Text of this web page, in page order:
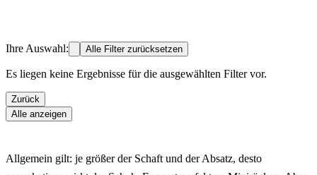
Ihre Auswahl: Alle Filter zurücksetzen
Es liegen keine Ergebnisse für die ausgewählten Filter vor.
Zurück
Alle anzeigen
Allgemein gilt: je größer der Schaft und der Absatz, desto